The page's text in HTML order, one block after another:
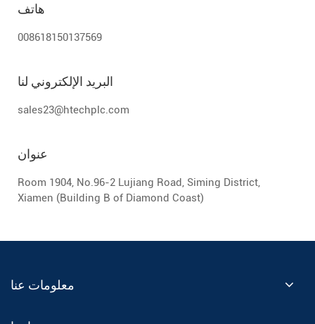
هاتف
008618150137569
البريد الإلكتروني لنا
sales23@htechplc.com
عنوان
Room 1904, No.96-2 Lujiang Road, Siming District,
Xiamen (Building B of Diamond Coast)
معلومات عنا